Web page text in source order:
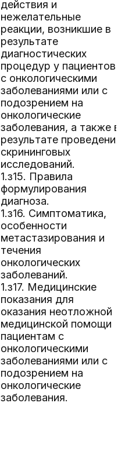
действия и
нежелательные
реакции, возникшие в
результате
диагностических
процедур у пациентов
с онкологическими
заболеваниями или с
подозрением на
онкологические
заболевания, а также в
результате проведения
скрининговых
исследований.
1.з15. Правила
формулирования
диагноза.
1.з16. Симптоматика,
особенности
метастазирования и
течения
онкологических
заболеваний.
1.з17. Медицинские
показания для
оказания неотложной
медицинской помощи
пациентам с
онкологическими
заболеваниями или с
подозрением на
онкологические
заболевания.